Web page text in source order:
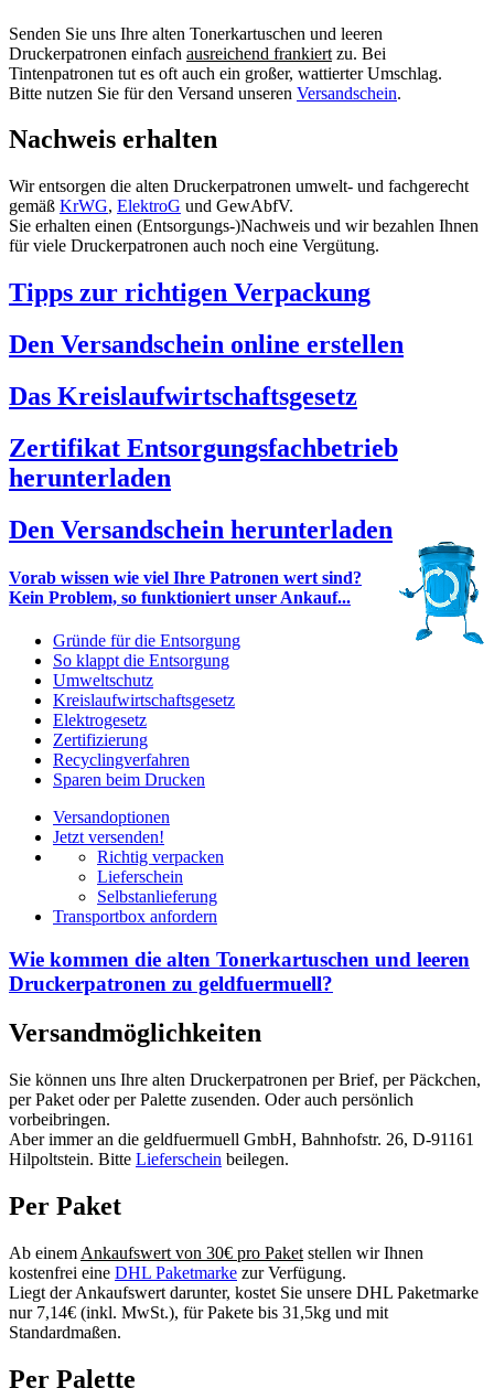
Senden Sie uns Ihre alten Tonerkartuschen und leeren
Druckerpatronen einfach ausreichend frankiert zu. Bei
Tintenpatronen tut es oft auch ein großer, wattierter Umschlag.
Bitte nutzen Sie für den Versand unseren Versandschein.
Nachweis erhalten
Wir entsorgen die alten Druckerpatronen umwelt- und fachgerecht
gemäß KrWG, ElektroG und GewAbfV.
Sie erhalten einen (Entsorgungs-)Nachweis und wir bezahlen Ihnen
für viele Druckerpatronen auch noch eine Vergütung.
Tipps zur richtigen Verpackung
Den Versandschein online erstellen
Das Kreislaufwirtschaftsgesetz
Zertifikat Entsorgungsfachbetrieb
herunterladen
Den Versandschein herunterladen
Vorab wissen wie viel Ihre Patronen wert sind?
Kein Problem, so funktioniert unser Ankauf...
Gründe für die Entsorgung
So klappt die Entsorgung
Umweltschutz
Kreislaufwirtschaftsgesetz
Elektrogesetz
Zertifizierung
Recyclingverfahren
Sparen beim Drucken
Versandoptionen
Jetzt versenden!
Richtig verpacken
Lieferschein
Selbstanlieferung
Transportbox anfordern
Wie kommen die alten Tonerkartuschen und leeren
Druckerpatronen zu geldfuermuell?
Versandmöglichkeiten
Sie können uns Ihre alten Druckerpatronen per Brief, per Päckchen,
per Paket oder per Palette zusenden. Oder auch persönlich
vorbeibringen.
Aber immer an die geldfuermuell GmbH, Bahnhofstr. 26, D-91161
Hilpoltstein. Bitte Lieferschein beilegen.
Per Paket
Ab einem Ankaufswert von 30€ pro Paket stellen wir Ihnen
kostenfrei eine DHL Paketmarke zur Verfügung.
Liegt der Ankaufswert darunter, kostet Sie unsere DHL Paketmarke
nur 7,14€ (inkl. MwSt.), für Pakete bis 31,5kg und mit
Standardmaßen.
Per Palette